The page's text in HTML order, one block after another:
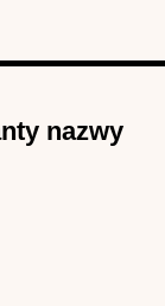
nazwy